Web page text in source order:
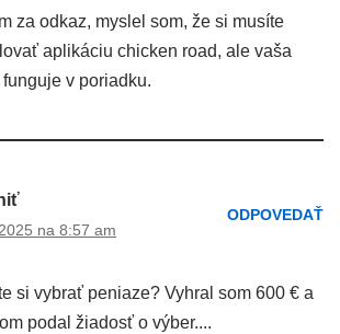
za odkaz, myslel som, že si musíte
aplikáciu chicken road, ale vaša
v poriadku.
na 8:57 am
ODPOVEDAŤ
si vybrať peniaze? Vyhral som 600 € a
podal žiadosť o výber....